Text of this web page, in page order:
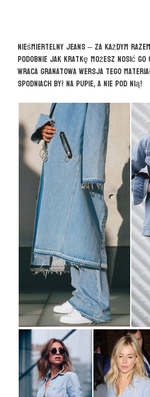
Nieśmiertelny jeans – za każdym
Podobnie jak kratkę możesz nosić go
wraca granatowa wersja tego
spodniach był na pupie, a nie pod nią!